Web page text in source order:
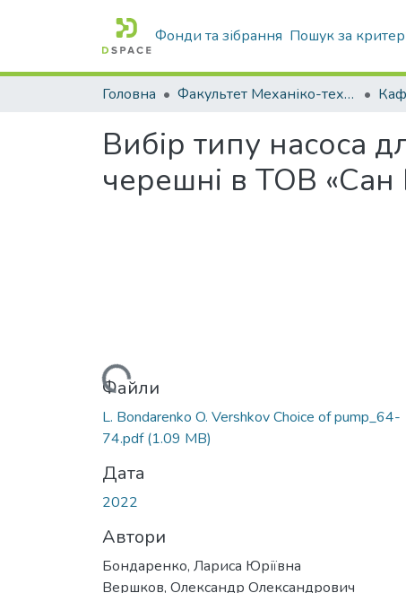
Фонди та зібрання Пошук за
Головна Факультет Механіко-технологічний
Вибір типу насоса
черешні в ТОВ «Сан
Вантажиться...
Файли
L. Bondarenko O. Vershkov Choice of pump_64-
74.pdf(1.09 MB)
Дата
2022
Автори
Бондаренко, Лариса Юріївна
Вершков, Олександр Олександрович